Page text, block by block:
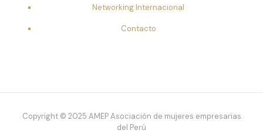
Networking Internacional
Contacto
Copyright © 2025 AMEP Asociación de mujeres empresarias
del Perú